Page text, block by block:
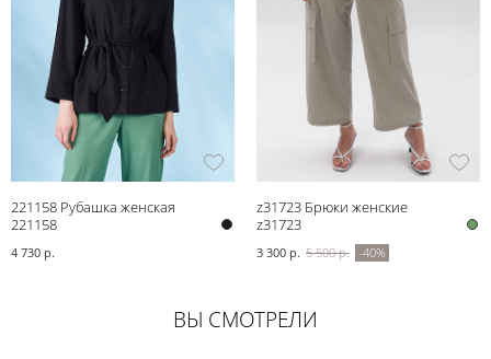
221158 Рубашка женская
221158
4 730 р.
z31723 Брюки женские
z31723
3 300 р. 5 500 р. -40%
ВЫ СМОТРЕЛИ